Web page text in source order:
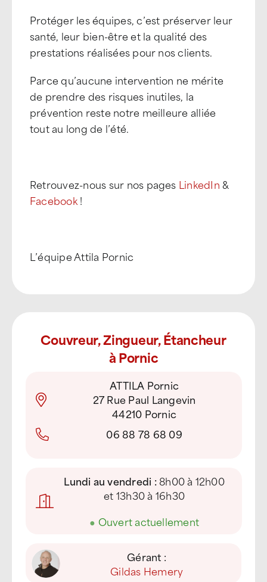
Protéger les équipes, c’est préserver leur
santé, leur bien-être et la qualité des
prestations réalisées pour nos clients.
Parce qu’aucune intervention ne mérite
de prendre des risques inutiles, la
prévention reste notre meilleure alliée
tout au long de l’été.
Retrouvez-nous sur nos pages LinkedIn&
Facebook!
L’équipe Attila Pornic
Couvreur, Zingueur, Étancheur
à Pornic
ATTILA Pornic
27 Rue Paul Langevin
44210 Pornic
06 88 78 68 09
Lundi au vendredi :8h00 à 12h00
et 13h30 à 16h30
● Ouvert actuellement
Gérant :
Gildas Hemery